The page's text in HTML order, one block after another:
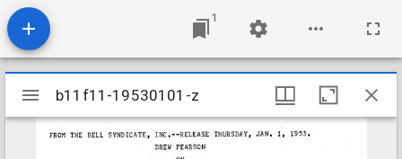
1
Mirador
viewer
b11f11-19530101-z
b11f11-19530101-z